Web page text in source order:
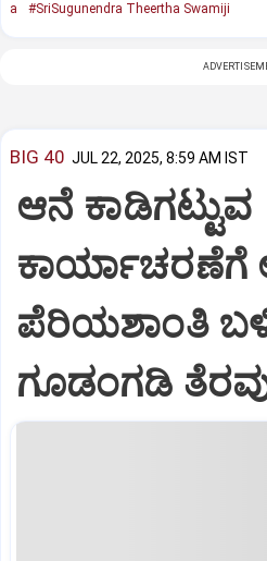
a
#SriSugunendra Theertha Swamiji
BIG 40 JUL 22, 2025, 8:59 AM IST
ಆನೆ ಕಾಡಿಗಟ್ಟುವ
ಕಾರ್ಯಾಚರಣೆಗೆ
ಪೆರಿಯಶಾಂತಿ
ಗೂಡಂಗಡಿ